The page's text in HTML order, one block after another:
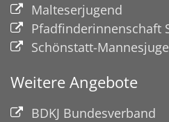
Malteserjugend
Pfadfinderinnenschaft
Schönstatt-
Weitere Angebote
BDKJ Bundesverband